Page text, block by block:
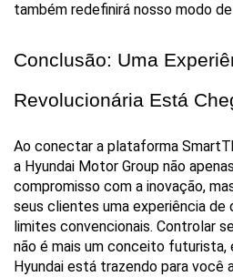
também redefinirá nosso modo de
Conclusão: Uma
Revolucionária Está
Ao conectar a plataforma
a Hyundai Motor Group não
compromisso com a inovação,
seus clientes uma experiência de
limites convencionais. Controlar
não é mais um conceito futurista,
Hyundai está trazendo para você